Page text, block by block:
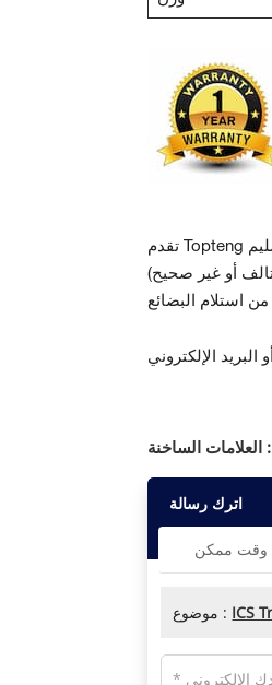
أو البريد الإلكتروني
العلامات الساخنة :
اترك رسالة
موضوع :